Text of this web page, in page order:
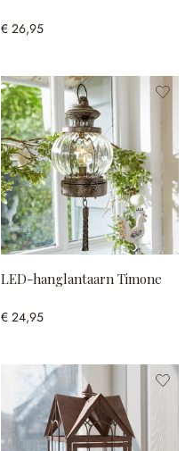
€ 26,95
LED-hanglantaarn Timone
€ 24,95